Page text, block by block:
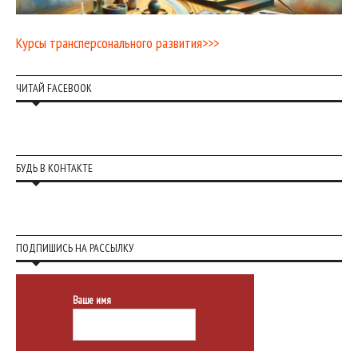
Курсы трансперсонального развития>>>
ЧИТАЙ FACEBOOK
БУДЬ В КОНТАКТЕ
ПОДПИШИСЬ НА РАССЫЛКУ
Ваше имя